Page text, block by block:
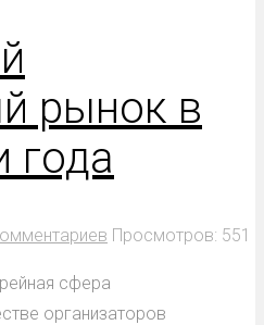
рынок в
года
Просмотров: 551
сфера
организаторов